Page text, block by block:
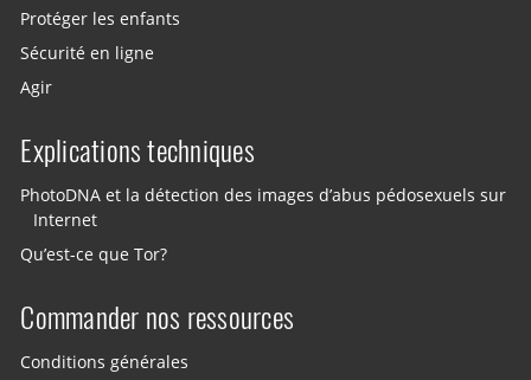
Protéger les enfants
Sécurité en ligne
Agir
Explications techniques
PhotoDNA et la détection des images d’abus pédosexuels sur
Internet
Qu’est-ce que Tor?
Commander nos ressources
Conditions générales